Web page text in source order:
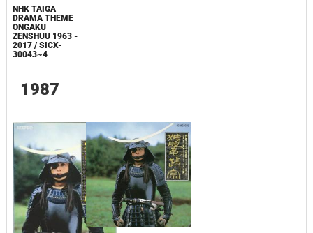
NHK TAIGA
DRAMA THEME
ONGAKU
ZENSHUU 1963 -
2017 / SICX-
30043~4
1987